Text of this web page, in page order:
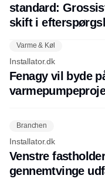
standard:
skift i
Varme & Køl
Installator.dk
Fenagy vil byde
Branchen
Installator.dk
Venstre
gennemtvinge